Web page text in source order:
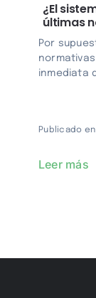
¿El
últimas
Por
normativas
inmediata
Publicado en
Leer más